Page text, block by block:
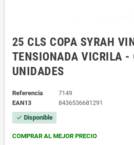
25 CLS COPA SYRAH
TENSIONADA VICRILA -
UNIDADES
Referencia
7149
EAN13
8436536681291
check Disponible
COMPRAR AL MEJOR PRECIO